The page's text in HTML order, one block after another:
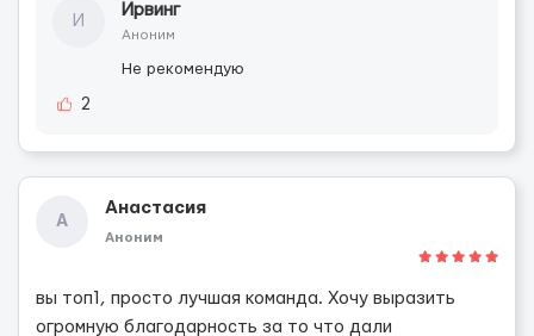
И
Ирвинг
Аноним
Не рекомендую
2
А
Анастасия
Аноним
вы топ1, просто лучшая команда. Хочу выразить
огромную благодарность за то что дали